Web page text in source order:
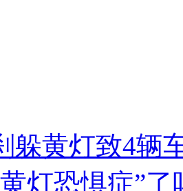
人 痛下狠手拳打脚踢
躲黄灯致4辆
灯恐惧症”了